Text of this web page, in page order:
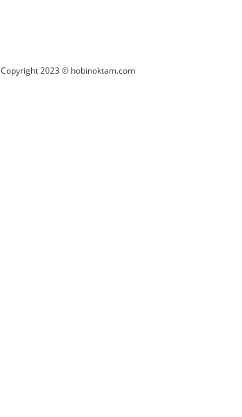
Copyright 2023 © hobinoktam.com